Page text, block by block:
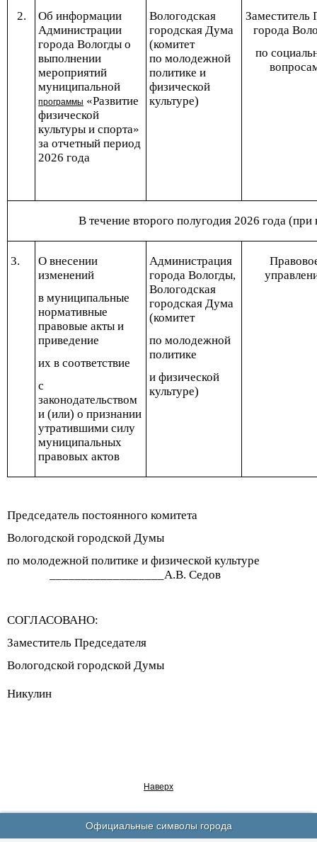
2.
Об информации
Администрации
города Вологды о
выполнении
мероприятий
муниципальной
программы «Развитие
физической
культуры и спорта»
за отчетный период
2026 года
Вологодская
городская Дума
(комитет
по молодежной
политике и
физической
культуре)
Заместитель
города
по
В течение второго полугодия 2026 года
3.
О внесении
изменений
в муниципальные
нормативные
правовые акты и
приведение
их в соответствие
с
законодательством
и (или) о признании
утратившими силу
муниципальных
правовых актов
Администрация
города Вологды,
Вологодская
городская Дума
(комитет
по молодежной
политике
и физической
культуре)
Председатель постоянного комитета
Вологодской городской Думы
по молодежной политике и физической культуре
__________________А.В. Седов
СОГЛАСОВАНО:
Заместитель Председателя
Вологодской городской Думы
Никулин
Наверх
Официальные символы города